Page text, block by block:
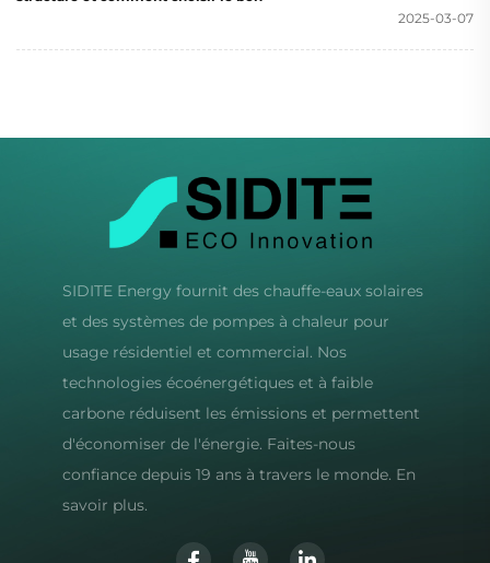
2025-03-07
SIDITE Energy fournit des chauffe-eaux solaires
et des systèmes de pompes à chaleur pour
usage résidentiel et commercial. Nos
technologies écoénergétiques et à faible
carbone réduisent les émissions et permettent
d'économiser de l'énergie. Faites-nous
confiance depuis 19 ans à travers le monde. En
savoir plus.